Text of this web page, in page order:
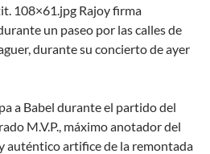
108×61.jpg Rajoy firma
un paseo por las calles de
durante su concierto de ayer
a Babel durante el partido del
M.V.P., máximo anotador del
auténtico artifice de la remontada